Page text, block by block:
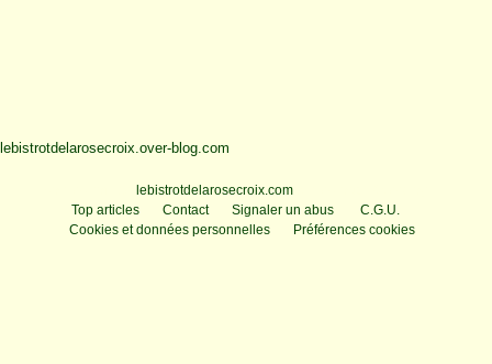
lebistrotdelarosecroix.over-blog.com
lebistrotdelarosecroix.com
Top articles
Contact Signaler un abus
C.G.U.
Cookies et données personnelles
Préférences cookies